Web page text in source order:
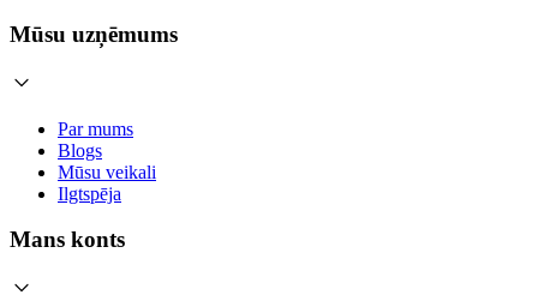
Mūsu uzņēmums
Par mums
Blogs
Mūsu veikali
Ilgtspēja
Mans konts